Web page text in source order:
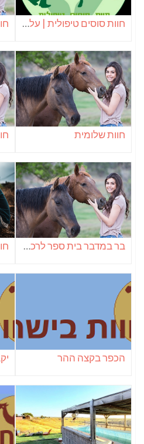
חוות סוסים טיפולית | עלה נגב – נחלת ערן
חוות שלומית
בר במדבר בית ספר לרכיבה
הכפר בקצה ההר